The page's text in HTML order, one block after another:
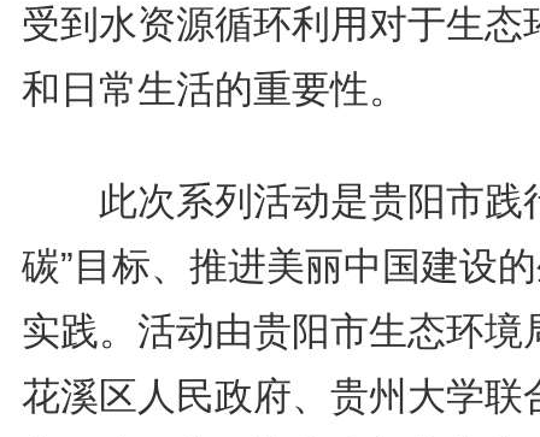
受到水资源循环利用对于生态
和日常生活的重要性。
此次系列活动是贵阳市践
碳”目标、推进美丽中国建设
实践。活动由贵阳市生态环境
花溪区人民政府、贵州大学联